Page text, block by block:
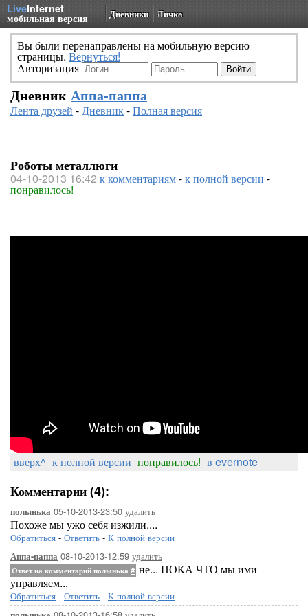
LiveInternet
мобильная версия Дневники Личка
Вы были перенаправлены на мобильную версию
страницы. Вернуться!
Авторизация
Дневник Аппа-паппа
Лента друзей -Дневник-Полная версия
Роботы металлюги
04-10-2013 16:42 к комментариям-к полной версии -
понравилось!
вверх^ к полной версии понравилось! в evernote
Комментарии (4):
полынька 05-10-2013-23:50 удалить
Похоже мы ужо себя изжили....
Обратиться - Ответить - К полной версии
Аппа-паппа 08-10-2013-12:59 удалить
Ответ на комментарий полынька # не... ПОКА ЧТО мы ими
управляем...
Обратиться - Ответить - К полной версии